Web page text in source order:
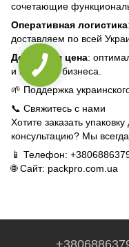
сочетающие
Оперативная логистика
доставляем по всей
Доступная цена:
и крупного бизнеса.
🌱 Поддержка
📞 Свяжитесь с нами
Хотите заказать
консультацию? Мы
📱 Телефон:
🌐 Сайт: packpro.com.ua